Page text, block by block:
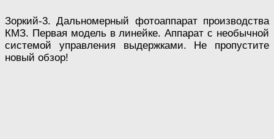
Зоркий-3. Дальномерный фотоаппарат производства
КМЗ. Первая модель в линейке. Аппарат с необычной
системой управления выдержками. Не пропустите
новый обзор!